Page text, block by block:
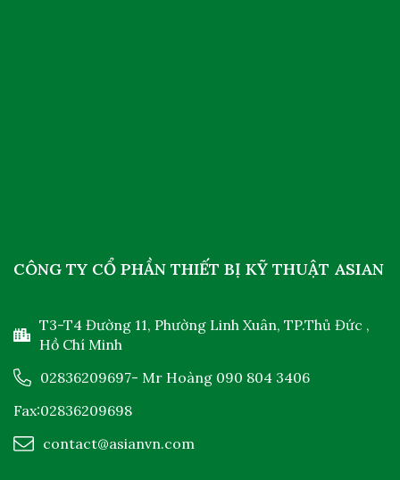
CÔNG TY CỔ PHẦN THIẾT BỊ KỸ THUẬT ASIAN
T3-T4 Đường 11, Phường Linh Xuân, TP.Thủ Đức ,
Hồ Chí Minh
02836209697- Mr Hoàng 090 804 3406
Fax:02836209698
contact@asianvn.com